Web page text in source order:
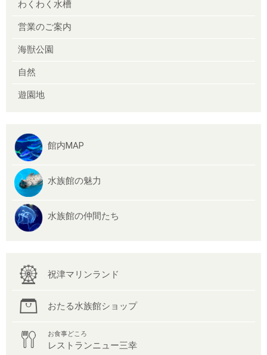
わくわく水槽
営業のご案内
海獣公園
自然
遊園地
館内MAP
水族館の魅力
水族館の仲間たち
祝津マリンランド
おたる水族館ショップ
お食事どころ
レストランニュー三幸